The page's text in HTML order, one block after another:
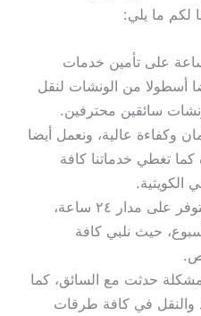
لكم ما يلي:
فريق ونش الكويت 24 ساعة على تأمين خدمات
أسطولا من الونشات لنقل
سائقين محترفين.
وكفاءة عالية، ونعمل أيضا
كما تغطي خدماتنا كافة
الكويتية.
ونش سحب سيارات اشبيلية متوفر على مدار ٢٤ ساعة،
حيث نلبي كافة
حدثت مع السائق، كما
والنقل في كافة طرقات